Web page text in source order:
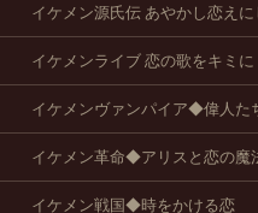
イケメン源氏伝 あやかし恋えに
イケメンライブ 恋の歌をキミに
イケメンヴァンパイア◆偉人た
イケメン革命◆アリスと恋の魔
イケメン戦国◆時をかける恋